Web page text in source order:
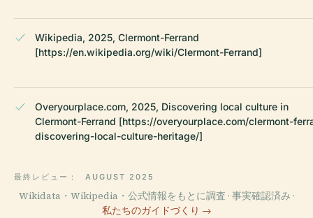
Wikipedia, 2025, Clermont-Ferrand
[https://en.wikipedia.org/wiki/Clermont-Ferrand]
Overyourplace.com, 2025, Discovering local culture in
Clermont-Ferrand [https://overyourplace.com/clermont-
discovering-local-culture-heritage/]
最終レビュー： AUGUST 2025
Wikidata・Wikipedia・公式情報をもとに調査 · 事実確認済み ·
私たちのガイドづくり →